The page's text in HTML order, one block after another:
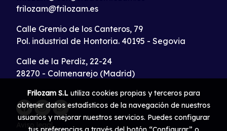
frilozam@frilozam.es
Calle Gremio de los Canteros, 79
Pol. industrial de Hontoria. 40195 - Segovia
Calle de la Perdiz, 22-24
28270 - Colmenarejo (Madrid)
Aviso legal
Frilozam S.L utiliza cookies propias y terceros para
obtener datos estadísticos de la navegación de nuestros
usuarios y mejorar nuestros servicios. Puedes configurar